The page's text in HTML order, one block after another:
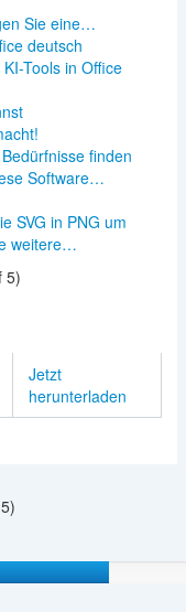
Sie eine…
deutsch
Tools in Office
finden
Software…
SVG in PNG um
weitere…
5)
Jetzt
herunterladen